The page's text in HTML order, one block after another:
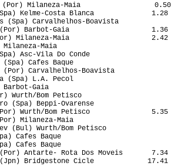
(Por) Milaneza-Maia                  0.50
Kelme-Costa Blanca              1.28
(Spa) Carvalhelhos-Boavista
(Por) Barbot-Gaia                    1.36
Milaneza-Maia                    2.42
(Spa) Milaneza-Maia
(Spa) Asc-Vila Do Conde
Torres (Spa) Cafes Baque
(Por) Carvalhelhos-Boavista
(Spa) L.A. Pecol
(Por) Barbot-Gaia
(Por) Wurth/Bom Petisco
(Spa) Beppi-Ovarense
Wurth/Bom Petisco               5.35
(Por) Milaneza-Maia
(Bul) Wurth/Bom Petisco
(Spa) Cafes Baque
(Spa) Cafes Baque
Antarte- Rota Dos Moveis       7.34
(Jpn) Bridgestone Cicle             17.41